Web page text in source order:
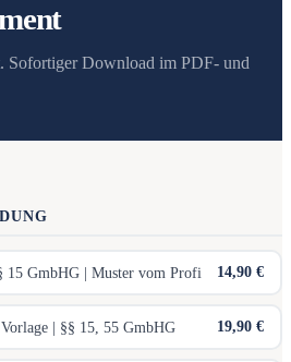
Sofortiger Download im PDF- und
15 GmbHG | Muster vom Profi 14,90 €
| §§ 15, 55 GmbHG 19,90 €